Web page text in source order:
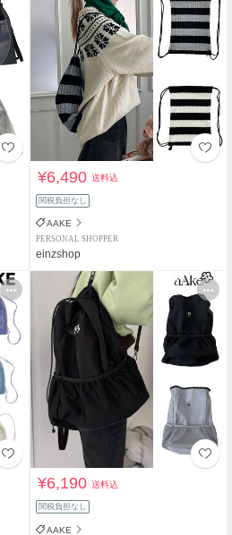
¥6,490送料込
関税負担なし
AAKE
PERSONAL SHOPPER
einzshop
¥6,190送料込
関税負担なし
AAKE